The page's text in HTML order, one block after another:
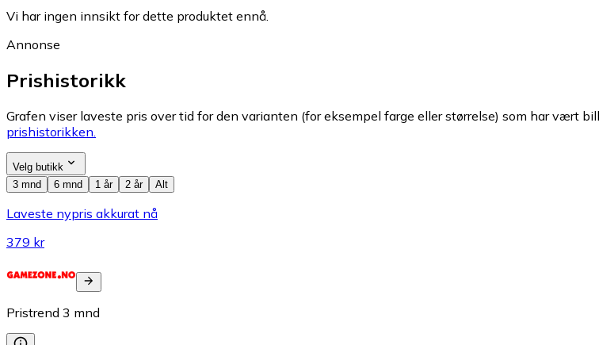
Vi har ingen innsikt for dette produktet ennå.
Annonse
Prishistorikk
Grafen viser laveste pris over tid for den varianten (for eksempel farge eller størrelse) som har vært
prishistorikken.
Velg butikk
3 mnd
6 mnd 1 år 2 år Alt
Laveste nypris akkurat nå
379 kr
Pristrend 3 mnd